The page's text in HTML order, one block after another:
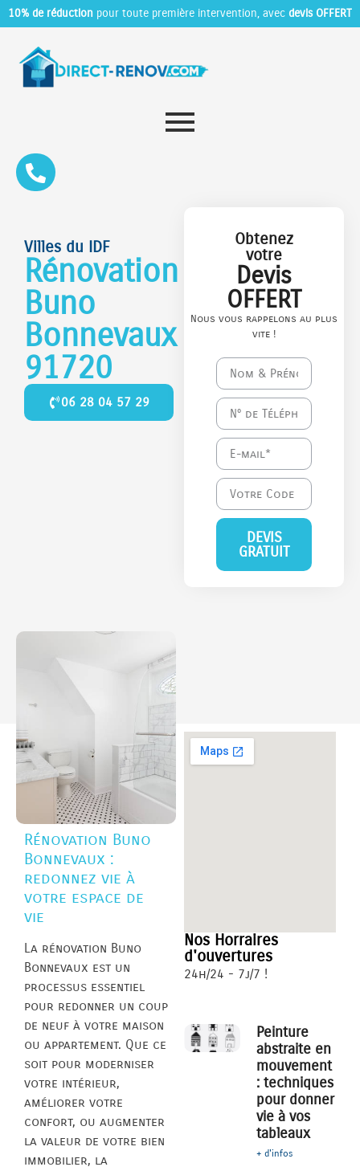
10% de réduction pour toute première intervention, avec devis OFFERT
Villes du IDF
Rénovation
Buno
Bonnevaux
91720
06 28 04 57 29
Obtenez
votre
Devis
OFFERT
Nous vous rappelons au plus
vite !
DEVIS
GRATUIT
Rénovation Buno
Bonnevaux :
redonnez vie à
votre espace de
vie
La rénovation Buno
Bonnevaux est un
processus essentiel
pour redonner un coup
de neuf à votre maison
ou appartement. Que ce
soit pour moderniser
votre intérieur,
améliorer votre
confort, ou augmenter
la valeur de votre bien
immobilier, la
Nos Horraires
d'ouvertures
24h/24 - 7j/7 !
Peinture
abstraite en
mouvement
: techniques
pour donner
vie à vos
tableaux
+ d'infos